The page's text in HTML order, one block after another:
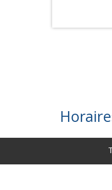
Commune
1, rue Jean
28630